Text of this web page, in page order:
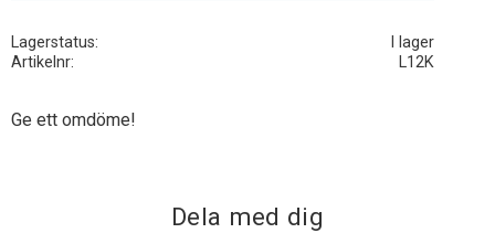
Lagerstatus
I lager
Artikelnr
L12K
Ge ett omdöme!
Dela med dig